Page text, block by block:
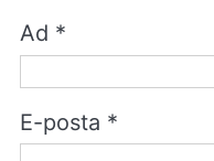
Ad *
E-posta *